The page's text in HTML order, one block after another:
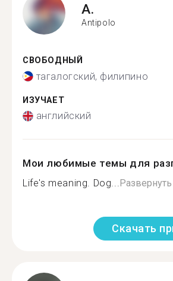
A.
Antipolo
СВОБОДНЫЙ
тагалогский, филипино
ИЗУЧАЕТ
английский
Мои любимые темы для
Life's meaning. Dog...Развернуть
Скачать